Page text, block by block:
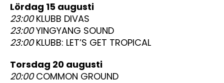
lördag 15 augusti
23:00KLUBB DIVAS
23:00YINGYANG SOUND
23:00KLUBB: LET’S GET TROPICAL
torsdag 20 augusti
20:00COMMON GROUND